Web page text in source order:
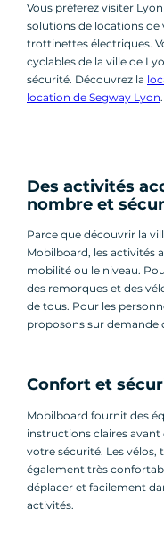
Vous prèferez visiter
solutions de locations de
trottinettes électriques.
cyclables de la ville de
sécurité. Découvrez la
location de Segway Lyon.
Des activités
nombre et
Parce que découvrir la
Mobilboard, les activités
mobilité ou le niveau.
des remorques et des
de tous. Pour les
proposons sur demande
Confort et
Mobilboard fournit des
instructions claires
votre sécurité. Les
également très
déplacer et facilement
activités.